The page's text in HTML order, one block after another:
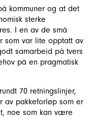
kommuner og at det
sterke
I en av de små
som var lite opptatt av
samarbeid på tvers
på en pragmatisk
70 retningslinjer,
av pakkeforløp som er
noe som kan være